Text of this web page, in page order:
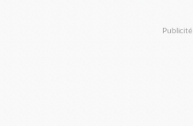
Publicité